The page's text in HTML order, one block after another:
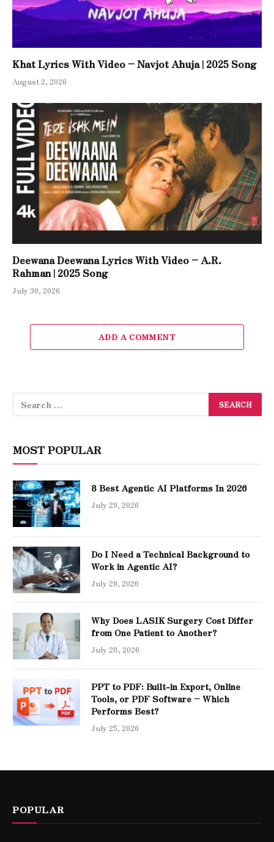
Khat Lyrics With Video – Navjot Ahuja | 2025 Song
August 2, 2026
Deewana Deewana Lyrics With Video – A.R.
Rahman | 2025 Song
July 30, 2026
ADD A COMMENT
MOST POPULAR
8 Best Agentic AI Platforms In 2026
July 29, 2026
Do I Need a Technical Background to
Work in Agentic AI?
July 29, 2026
Why Does LASIK Surgery Cost Differ
from One Patient to Another?
July 28, 2026
PPT to PDF: Built-in Export, Online
Tools, or PDF Software – Which
Performs Best?
July 25, 2026
POPULAR